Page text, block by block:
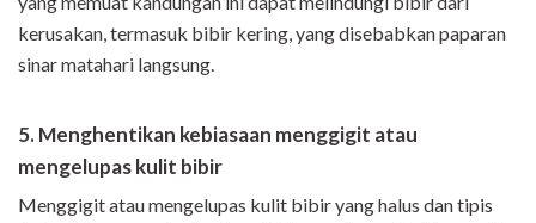
kerusakan, termasuk bibir kering, yang disebabkan paparan
sinar matahari langsung.
5. Menghentikan kebiasaan menggigit atau
mengelupas kulit bibir
Menggigit atau mengelupas kulit bibir yang halus dan tipis